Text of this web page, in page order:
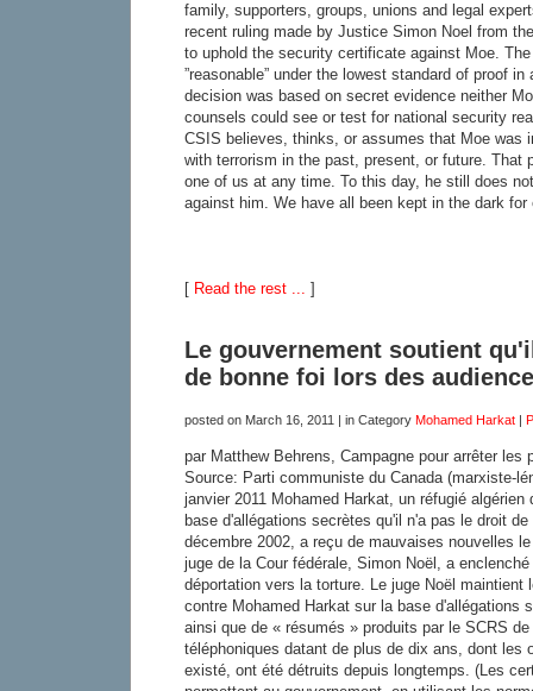
family, supporters, groups, unions and legal
recent ruling made by Justice Simon Noel from
to uphold the security certificate against Moe.
”reasonable” under the lowest standard of proof
decision was based on secret evidence neither
counsels could see or test for national security
CSIS believes, thinks, or assumes that Moe was
with terrorism in the past, present, or future. That
one of us at any time. To this day, he still does
against him. We have all been kept in the dark for
[ Read the rest ... ]
Le gouvernement soutient
de bonne foi lors des
posted on March 16, 2011 | in Category Mohamed Harkat |
par Matthew Behrens, Campagne pour arrêter les
Source: Parti communiste du Canada (marxiste-
janvier 2011 Mohamed Harkat, un réfugié algérien
base d'allégations secrètes qu'il n'a pas le droit
décembre 2002, a reçu de mauvaises nouvelles
juge de la Cour fédérale, Simon Noël, a
déportation vers la torture. Le juge Noël maintient
contre Mohamed Harkat sur la base d'allégations
ainsi que de « résumés » produits par le SCRS
téléphoniques datant de plus de dix ans, dont les
existé, ont été détruits depuis longtemps. (Les